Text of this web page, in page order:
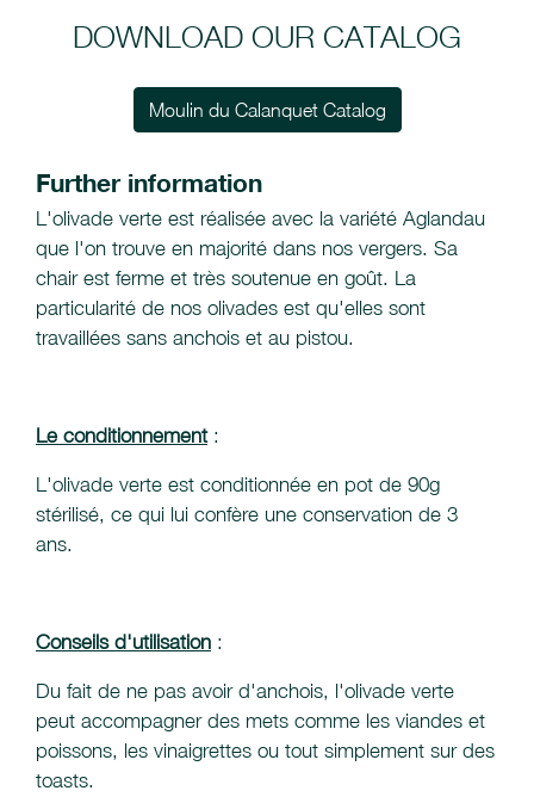
DOWNLOAD OUR CATALOG
Moulin du Calanquet Catalog
Further information
L'olivade verte est réalisée avec la variété Aglandau
que l'on trouve en majorité dans nos vergers. Sa
chair est ferme et très soutenue en goût. La
particularité de nos olivades est qu'elles sont
travaillées sans anchois et au pistou.
Le conditionnement:
L'olivade verte est conditionnée en pot de 90g
stérilisé, ce qui lui confère une conservation de 3
ans.
Conseils d'utilisation :
Du fait de ne pas avoir d'anchois, l'olivade verte
peut accompagner des mets comme les viandes et
poissons, les vinaigrettes ou tout simplement sur des
toasts.